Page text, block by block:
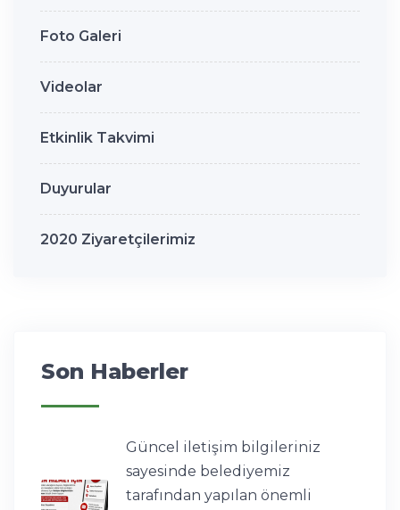
Foto Galeri
Videolar
Etkinlik Takvimi
Duyurular
2020 Ziyaretçilerimiz
Son Haberler
Güncel iletişim bilgileriniz
sayesinde belediyemiz
tarafından yapılan önemli